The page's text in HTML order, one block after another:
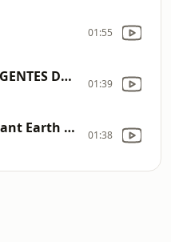
01:55
A EPOPÉIA DOS AGENTES DA VIDA UNIVERSAL 01:39
The Songs of Distant Earth (Original CD HQ 320Kbps) 01:38